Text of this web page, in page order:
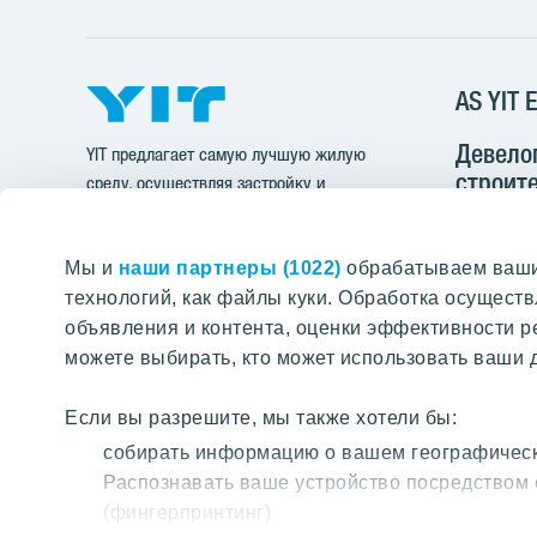
Мы и наши партнеры (1022) обрабатываем
технологий, как файлы куки. Обработка
объявления и контента, оценки эффективности
можете выбирать, кто может использовать ваши
Если вы разрешите, мы также хотели бы:
собирать информацию о вашем
Распознавать ваше устройство посредством
(фингерпринтинг)
YIT предлагает самую лучшую жилую
среду, осуществляя застройку и
целых районов.
ПОИСК ПО ПОРТАЛУ
Найти нужные страницы на нашем
портале
AS YIT
Pärnu mnt
11312
Cчет-